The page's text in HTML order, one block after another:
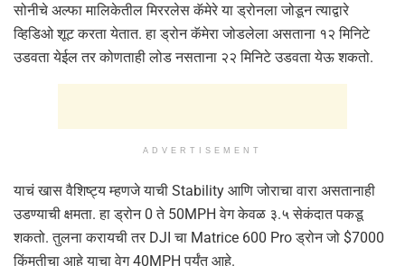
सोनीचे अल्फा मालिकेतील मिररलेस कॅमेरे या ड्रोनला जोडून त्याद्वारे
व्हिडिओ शूट करता येतात. हा ड्रोन कॅमेरा जोडलेला असताना १२ मिनिटे
उडवता येईल तर कोणताही लोड नसताना २२ मिनिटे उडवता येऊ शकतो.
ADVERTISEMENT
याचं खास वैशिष्ट्य म्हणजे याची Stability आणि जोराचा वारा असतानाही
उडण्याची क्षमता. हा ड्रोन 0 ते 50MPH वेग केवळ ३.५ सेकंदात पकडू
शकतो. तुलना करायची तर DJI चा Matrice 600 Pro ड्रोन जो $7000
किंमतीचा आहे याचा वेग 40MPH पर्यंत आहे.